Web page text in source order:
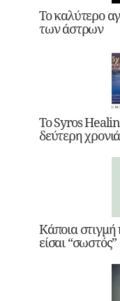
Το καλύτερο
των άστρων
Το Syros
δεύτερη
Κάποια στιγμή
είσαι “σωστός”